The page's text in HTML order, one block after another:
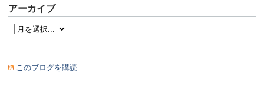
アーカイブ
このブログを購読